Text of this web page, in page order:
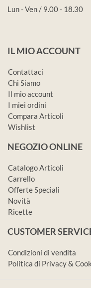
Lun - Ven / 9.00 - 18.30
IL MIO ACCOUNT
Contattaci
Chi Siamo
Il mio account
I miei ordini
Compara Articoli
Wishlist
NEGOZIO ONLINE
Catalogo Articoli
Carrello
Offerte Speciali
Novità
Ricette
CUSTOMER
Condizioni di vendita
Politica di Privacy &